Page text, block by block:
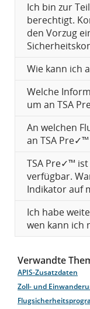
Ich bin zur
berechtigt.
den Vorzug
Wie kann ich
Welche
um an TSA
An welchen
an TSA
TSA Pre✓™
verfügbar.
Indikator auf
Ich habe
wen kann ich
Verwandte
APIS-Zusatzdaten
Zoll- und